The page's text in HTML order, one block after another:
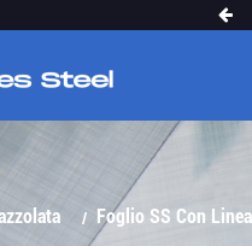
INOSSIDABILE
Foglio SS Con Linea